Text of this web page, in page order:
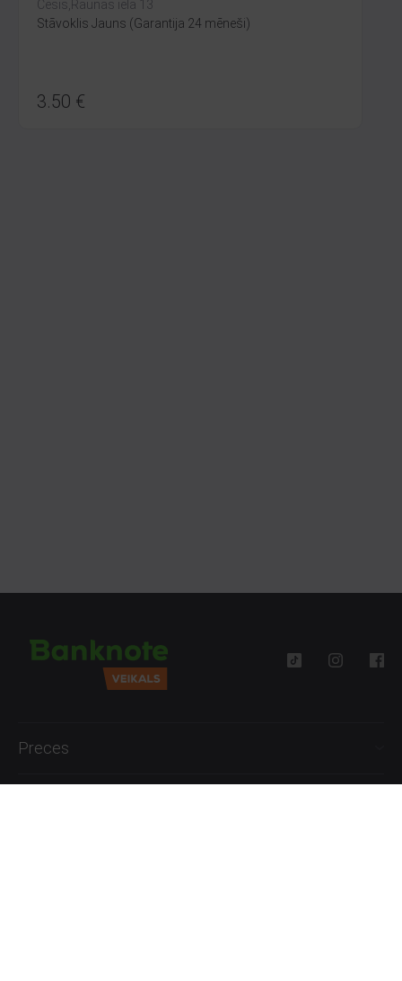
Cēsis,Raunas iela 13
Stāvoklis Jauns (Garantija 24 mēneši)
3.50 €
Preces